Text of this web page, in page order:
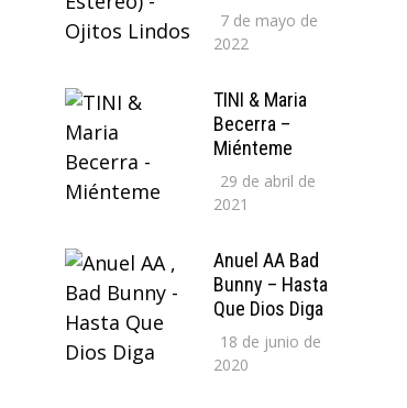
7 de mayo de
2022
TINI & Maria
Becerra –
Miénteme
29 de abril de
2021
Anuel AA Bad
Bunny – Hasta
Que Dios Diga
18 de junio de
2020